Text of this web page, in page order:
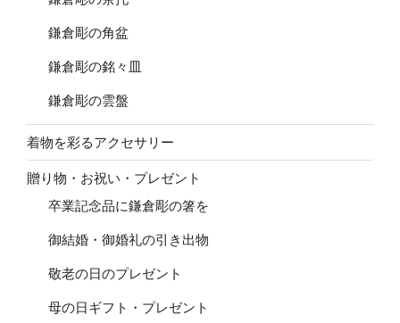
鎌倉彫の角盆
鎌倉彫の銘々皿
鎌倉彫の雲盤
着物を彩るアクセサリー
贈り物・お祝い・プレゼント
卒業記念品に鎌倉彫の箸を
御結婚・御婚礼の引き出物
敬老の日のプレゼント
母の日ギフト・プレゼント